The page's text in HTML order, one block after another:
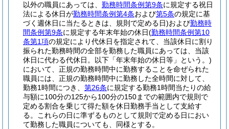
以外の職員にあっては、 勤務時間条例第9条に規定する祝日
法による休日が勤務時間条例第4条および第5条の規定に基
づく週休日に当たるときは、規則で定める日)および勤務時
間条例第9条に規定する年末年始の休日(勤務時間条例第10
条第1項の規定により代休日を指定されて、当該休日に割り
振られた勤務時間の全部を勤務した職員にあっては、当該
休日に代わる代休日。以下「年末年始の休日等」という。)
において、正規の勤務時間中に勤務することを命ぜられた
職員には、正規の勤務時間中に勤務した全時間に対して、
勤務1時間につき、 第26条に規定する勤務1時間当たりの給
与額に100分の125から100分の150までの範囲内で規則で
定める割合を乗じて得た額を休日勤務手当として支給す
る。
これらの日に準ずるものとして規則で定める日におい
て勤務した職員についても、同様とする。